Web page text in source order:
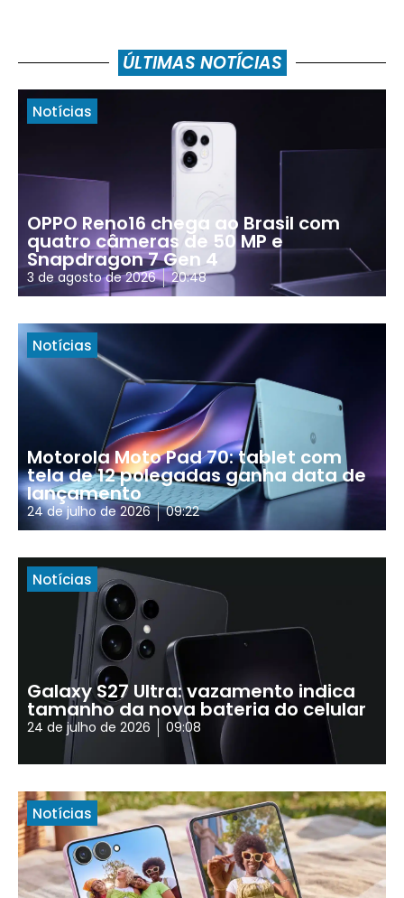
ÚLTIMAS NOTÍCIAS
Notícias
OPPO Reno16 chega ao Brasil com
quatro câmeras de 50 MP e
Snapdragon 7 Gen 4
3 de agosto de 2026 20:48
Notícias
Motorola Moto Pad 70: tablet com
tela de 12 polegadas ganha data de
lançamento
24 de julho de 2026 09:22
Notícias
Galaxy S27 Ultra: vazamento indica
tamanho da nova bateria do celular
24 de julho de 2026 09:08
Notícias